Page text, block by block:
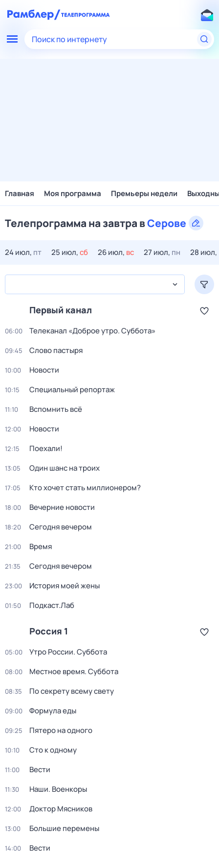
Поиск по интернету
Главная Моя программа Премьеры недели
Телепрограмма на завтра вСерове
24 июл, пт 25 июл,сб 26 июл, вс 27 июл, пн 28 июл,
Первый канал
06:00 Телеканал «Доброе утро. Суббота»
09:45 Слово пастыря
10:00 Новости
10:15 Специальный репортаж
11:10 Вспомнить всё
12:00 Новости
12:15 Поехали!
13:05 Один шанс на троих
17:05 Кто хочет стать миллионером?
18:00 Вечерние новости
18:20 Сегодня вечером
21:00 Время
21:35 Сегодня вечером
23:00 История моей жены
01:50 Подкаст.Лаб
Россия 1
05:00 Утро России. Суббота
08:00 Местное время. Суббота
08:35 По секрету всему свету
09:00 Формула еды
09:25 Пятеро на одного
10:10 Сто к одному
11:00 Вести
11:30 Наши. Военкоры
12:00 Доктор Мясников
13:00 Большие перемены
14:00 Вести